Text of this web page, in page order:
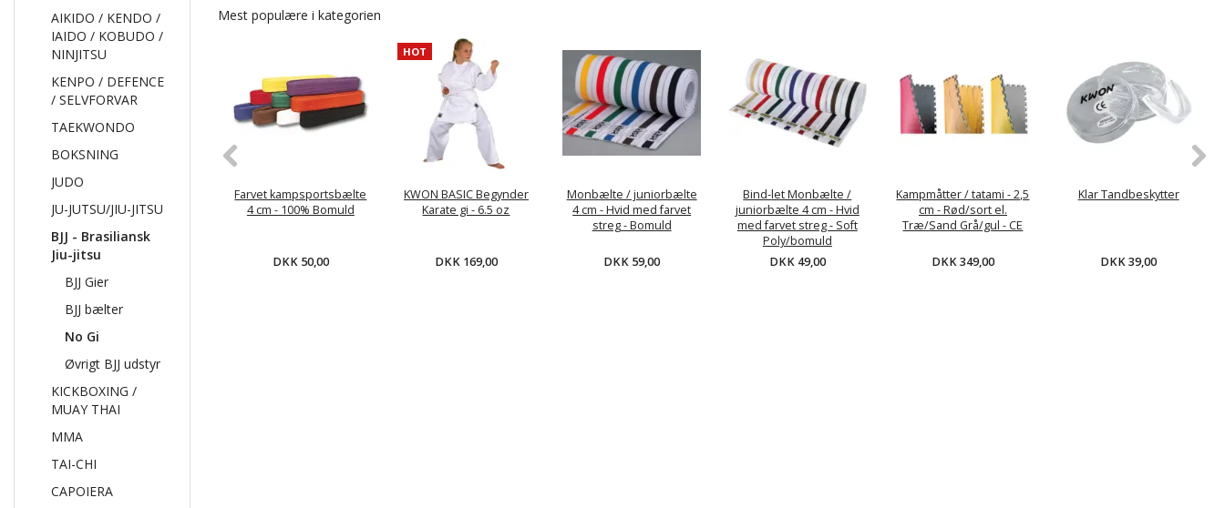
AIKIDO / KENDO /
IAIDO / KOBUDO /
NINJITSU
KENPO / DEFENCE
/ SELVFORVAR
TAEKWONDO
BOKSNING
JUDO
JU-JUTSU/JIU-JITSU
BJJ - Brasiliansk
Jiu-jitsu
BJJ Gier
BJJ bælter
No Gi
Øvrigt BJJ udstyr
KICKBOXING /
MUAY THAI
MMA
TAI-CHI
CAPOIERA
Mest populære i kategorien
Farvet kampsportsbælte
4 cm - 100% Bomuld
DKK 50,00
HOT
KWON BASIC Begynder
Karate gi - 6.5 oz
DKK 169,00
Monbælte / juniorbælte
4 cm - Hvid med farvet
streg - Bomuld
DKK 59,00
Bind-let Monbælte /
juniorbælte 4 cm - Hvid
med farvet streg - Soft
Poly/bomuld
DKK 49,00
Kampmåtter / tatami - 2,5
cm - Rød/sort el.
Træ/Sand Grå/gul - CE
DKK 349,00
Klar Tandbeskytter
DKK 39,00